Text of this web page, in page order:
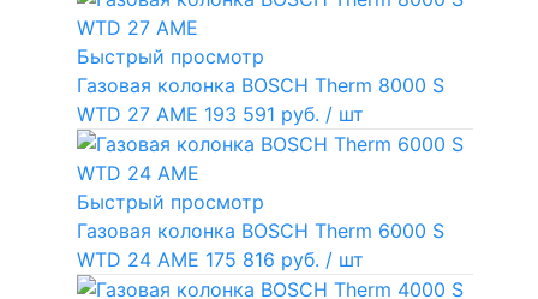
Быстрый просмотр
Газовая колонка BOSCH Therm 8000 S
WTD 27 AME 193 591 руб. / шт
Быстрый просмотр
Газовая колонка BOSCH Therm 6000 S
WTD 24 AME 175 816 руб. / шт